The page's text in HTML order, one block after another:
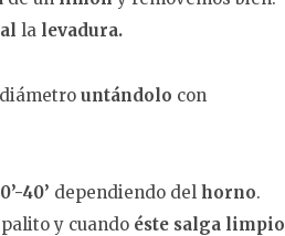
la levadura.
untándolo con
40’ dependiendo del horno.
y cuando éste salga limpio